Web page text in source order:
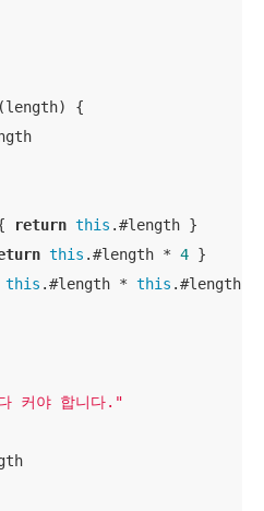
{
return this .#length }
this .#length * 4 }
this .#length * this .#length }
커야 합니다."